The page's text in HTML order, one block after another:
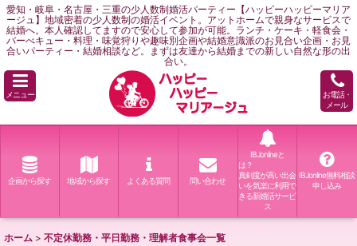
愛知・岐阜・名古屋・三重の少人数制婚活パーティー【ハッピーハッピーマリア
ージュ】地域密着の少人数制の婚活イベント。アットホームで親身なサービスで
結婚へ。本人確認してますので安心して参加が可能。ランチ・ケーキ・軽食会・
バーべキュー・料理・味覚狩りや趣味別企画や結婚意識派のお見合い企画・お見
合いパーティー・結婚相談など。まずは友達から結婚までの新しい自然な形の出
合い。
メニュー
お電話・
メール
企画から探す 地域から探す よくある質問 問い合わせ
IBJonlineと
は？
真剣度が高い出会
いを気楽に利用で
きる新婚活サービ
ス
IBJonline無料相談
申し込み
ホーム > 不定休勤務・平日勤務・理解者食事会一覧